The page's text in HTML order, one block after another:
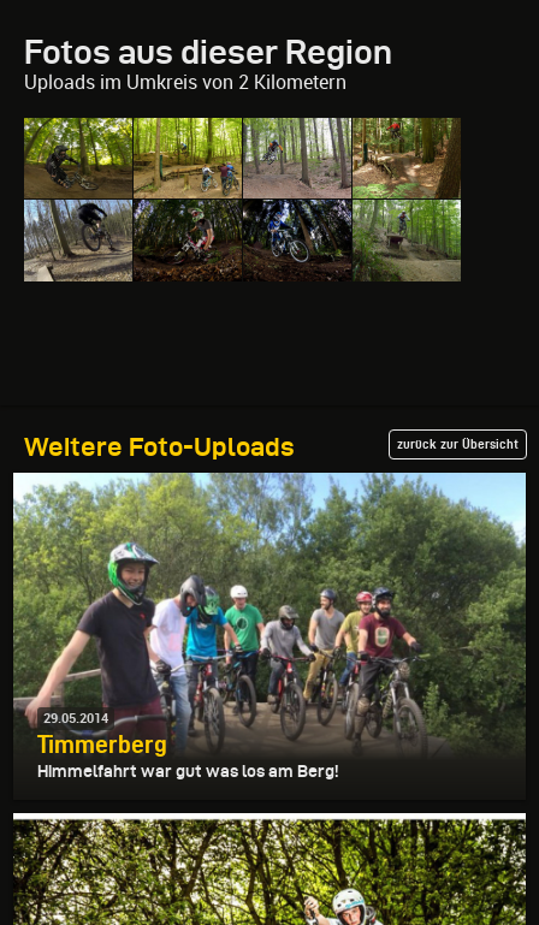
Fotos aus dieser Region
Uploads im Umkreis von 2 Kilometern
Weitere Foto-Uploads zurück zur Übersicht
29.05.2014
Timmerberg
Himmelfahrt war gut was los am Berg!